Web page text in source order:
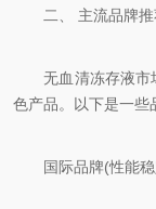
二、 主流品牌推
无血清冻存液市场
色产品。以下是一些
国际品牌(性能稳